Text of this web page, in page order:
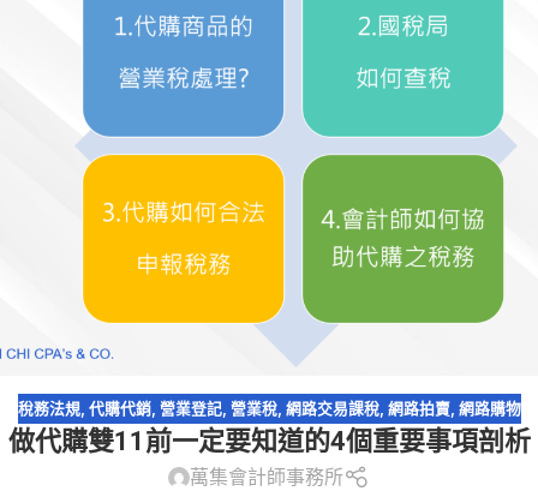
稅務法規, 代購代銷, 營業登記, 營業稅, 網路交易課稅, 網路拍賣, 網路購物
做代購雙11前一定要知道的4個重要事項剖析
萬集會計師事務所